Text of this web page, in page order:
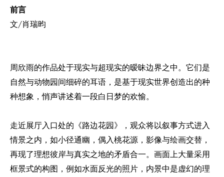
前言
文/肖瑞昀
周欣雨的作品处于现实与超现实的暧昧边界之中 。 它们是
自然与动物园间细碎的耳语 ， 是基于现实世界创造出的种
种想象 ，悄声讲述着一段白日梦的欢愉。
走近展厅入口处的《路边花园》 ， 观众将以叙事方式进入
情景之内，如小径通幽，偶入桃花源，影像与绘画交替 ，
再现了理想彼岸与真实之地的矛盾合一。画面上大量采用
框景式的构图 ， 例如水面反光的照片，内景中是虚幻的理